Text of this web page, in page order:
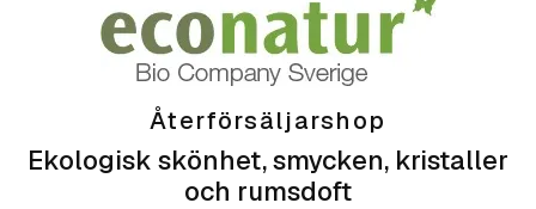
Återförsäljarshop
Ekologisk skönhet, smycken, kristaller
och rumsdoft